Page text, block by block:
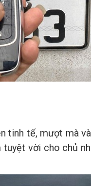
tinh tế, mượt mà
vời cho chủ